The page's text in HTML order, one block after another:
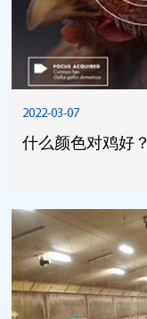
2022-03-07
什么颜色对鸡好？